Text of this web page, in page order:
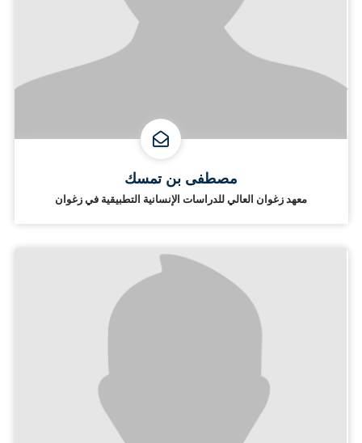
مصطفى بن تمسك
معهد زغوان العالي للدراسات الإنسانية التطبيقية في زغوان